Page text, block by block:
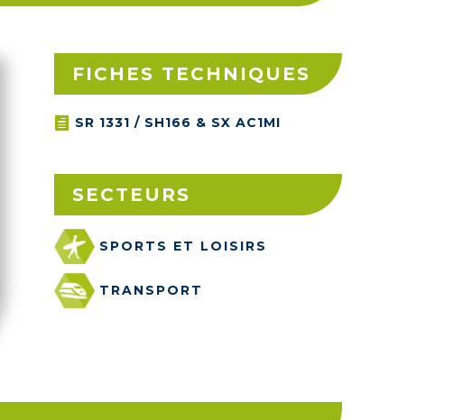
FICHES TECHNIQUES
 SR 1331 / SH166 & SX AC1MI
SECTEURS
SPORTS ET LOISIRS
TRANSPORT